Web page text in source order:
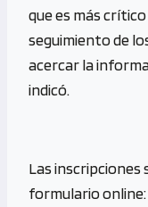
que es más
seguimiento de
acercar la
indicó.
Las inscripciones
formulario online: